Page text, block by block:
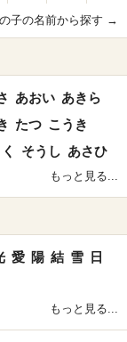
子の名前から探す →
あおい あきら
たつ こうき
そうし あさひ
もっと見る...
愛 陽 結 雪
日
もっと見る...